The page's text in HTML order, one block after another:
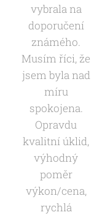
vybrala na
doporučení
známého.
Musím říci, že
jsem byla nad
míru
spokojena.
Opravdu
kvalitní úklid,
výhodný
poměr
výkon/cena,
rychlá